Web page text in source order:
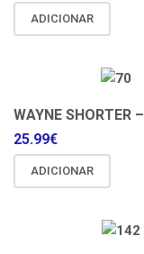
ADICIONAR
WAYNE SHORTER
25.99€
ADICIONAR